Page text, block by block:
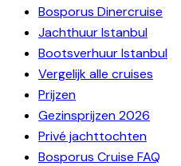
Bosporus Dinercruise
Jachthuur Istanbul
Bootsverhuur Istanbul
Vergelijk alle cruises
Prijzen
Gezinsprijzen 2026
Privé jachttochten
Bosporus Cruise FAQ